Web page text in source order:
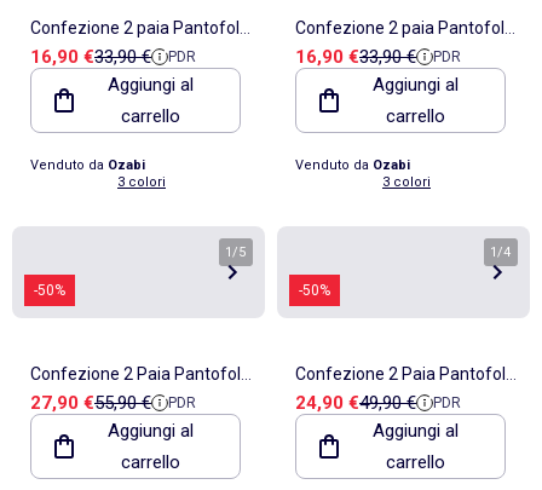
Confezione 2 paia Pantofole
Bambina Disney Antiscivolo
Imbottite
Prezzo di vendita
16,90 €Prezzo di riferimento
33,90 € PDR
Aggiungi al
carrello
Venduto da Ozabi
3 colori
Confezione 2 paia Pantofole
Bambina Disney Antiscivolo
Imbottite
Prezzo di vendita
16,90 €Prezzo di riferimento
33,90 € PDR
Aggiungi al
carrello
Venduto da Ozabi
3 colori
-50%
1 /5
Confezione 2 Paia Pantofole
Bambina Disney Stitch
Antiscivolo Fodernte
Prezzo di vendita
27,90 €Prezzo di riferimento
55,90 € PDR
Aggiungi al
carrello
-50%
1 /4
Confezione 2 Paia Pantofole
Bambino Paw Patrol
Antiscivolo OZABI
Prezzo di vendita
24,90 €Prezzo di riferimento
49,90 € PDR
Aggiungi al
carrello